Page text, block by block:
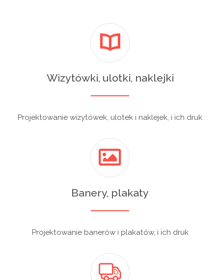
Wizytówki, ulotki, naklejki
Projektowanie wizytówek, ulotek i naklejek, i ich druk
Banery, plakaty
Projektowanie banerów i plakatów, i ich druk